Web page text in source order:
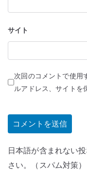
サイト
次回のコメントで使用
ルアドレス、サイトを
日本語が含まれない
さい。（スパム対策）